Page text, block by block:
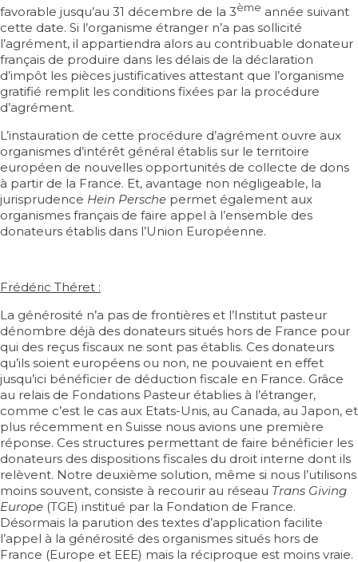
favorable jusqu’au 31 décembre de la 3ème année suivant
cette date. Si l’organisme étranger n’a pas sollicité
l’agrément, il appartiendra alors au contribuable donateur
français de produire dans les délais de la déclaration
d’impôt les pièces justificatives attestant que l’organisme
gratifié remplit les conditions fixées par la procédure
d’agrément.
L’instauration de cette procédure d’agrément ouvre aux
organismes d’intérêt général établis sur le territoire
européen de nouvelles opportunités de collecte de dons
à partir de la France. Et, avantage non négligeable, la
jurisprudence Hein Persche permet également aux
organismes français de faire appel à l’ensemble des
donateurs établis dans l’Union Européenne.
Frédéric Théret :
La générosité n’a pas de frontières et l’Institut pasteur
dénombre déjà des donateurs situés hors de France pour
qui des reçus fiscaux ne sont pas établis. Ces donateurs
qu’ils soient européens ou non, ne pouvaient en effet
jusqu’ici bénéficier de déduction fiscale en France. Grâce
au relais de Fondations Pasteur établies à l’étranger,
comme c’est le cas aux Etats-Unis, au Canada, au Japon, et
plus récemment en Suisse nous avions une première
réponse. Ces structures permettant de faire bénéficier les
donateurs des dispositions fiscales du droit interne dont ils
relèvent. Notre deuxième solution, même si nous l’utilisons
moins souvent, consiste à recourir au réseau Trans Giving
Europe (TGE) institué par la Fondation de France.
Désormais la parution des textes d’application facilite
l’appel à la générosité des organismes situés hors de
France (Europe et EEE) mais la réciproque est moins vraie.